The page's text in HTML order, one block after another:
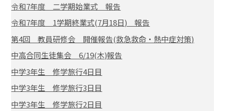
令和7年度 二学期始業式 報告
令和7年度 1学期終業式(7月18日) 報告
第4回 教員研修会 開催報告(救急救命・熱中症対策)
中高合同生徒集会 6/19(木)報告
中学3年生 修学旅行4日目
中学3年生 修学旅行3日目
中学3年生 修学旅行2日目